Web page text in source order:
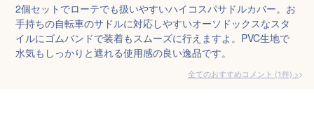
2個セットでローテでも扱いやすいハイコスパサドルカバー。お
手持ちの自転車のサドルに対応しやすいオーソドックスなスタ
イルにゴムバンドで装着もスムーズに行えますよ。PVC生地で
水気もしっかりと遮れる使用感の良い逸品です。
全てのおすすめコメント (1件) >